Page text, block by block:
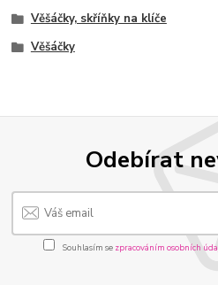
Věšáčky, skříňky na klíče
Věšáčky
Odebírat
Souhlasím se zpracováním osobních